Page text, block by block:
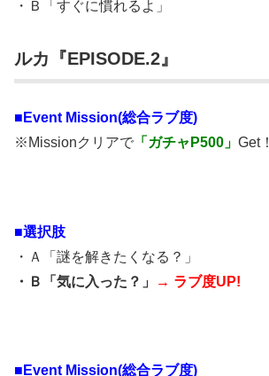
・Ｂ「すぐに慣れるよ」
ルカ『EPISODE.2』
■ Event Mission(総合ラブ度)
※Missionクリアで 「ガチャP500」 Get！
■選択肢
・Ａ「謎を解きたくなる？」
・Ｂ「気に入った？」
→ ラブ度UP!
■ Event Mission(総合ラブ度)